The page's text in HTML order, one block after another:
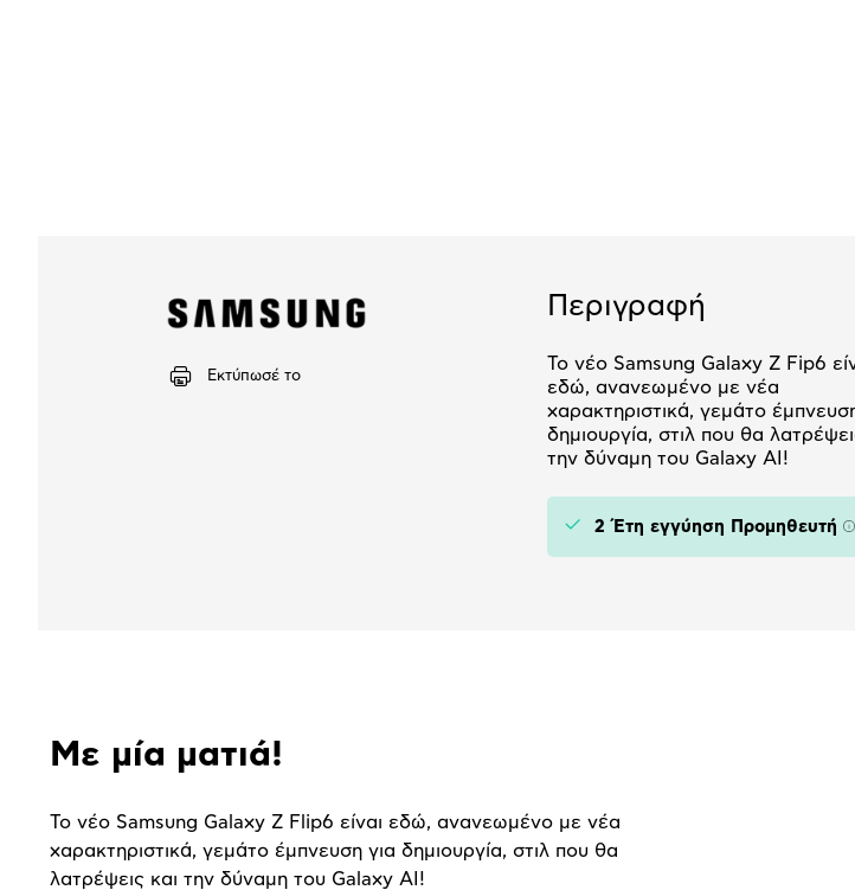
Εκτύπωσέ το
Περιγραφή
Το νέο Samsung Galaxy Z Fip6
εδώ, ανανεωμένο με νέα
χαρακτηριστικά, γεμάτο
δημιουργία, στιλ που θα
την δύναμη του Galaxy AI!
2 Έτη εγγύηση Προμηθευτή
παρουσίαση
Με μία ματιά!
Το νέο Samsung Galaxy Z Flip6 είναι εδώ, ανανεωμένο με νέα
χαρακτηριστικά, γεμάτο έμπνευση για δημιουργία, στιλ που θα
λατρέψεις και την δύναμη του Galaxy AI!